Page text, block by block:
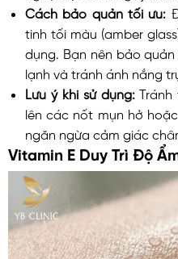
Cách bảo quản tối ưu:
tinh tối màu (amber
dụng. Bạn nên bảo
lạnh và tránh ánh nắng
Lưu ý khi sử dụng:Tránh
lên các nốt mụn hở
ngăn ngừa cảm giác
Vitamin E Duy Trì Độ